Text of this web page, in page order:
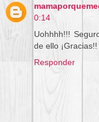
0:14
Uohhhh!!!
de ello ¡Gracias!!
Responder